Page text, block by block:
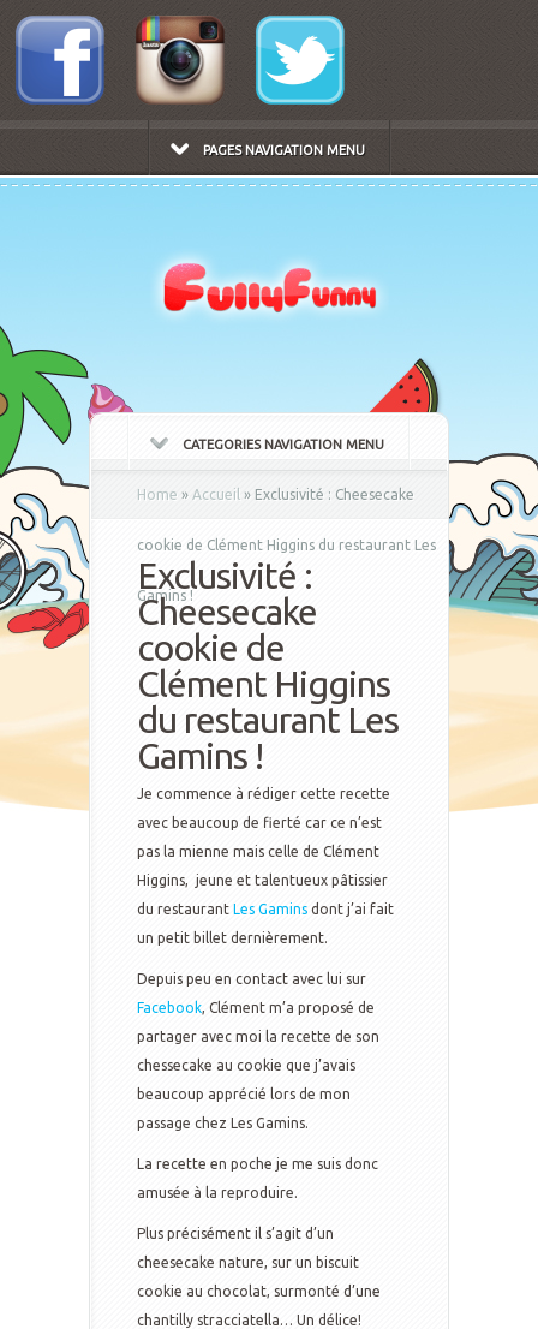
PAGES NAVIGATION MENU
CATEGORIES NAVIGATION MENU
Home » Accueil » Exclusivité : Cheesecake
cookie de Clément Higgins du restaurant Les
Gamins !
Exclusivité :
Cheesecake
cookie de
Clément Higgins
du restaurant Les
Gamins !
Je commence à rédiger cette recette
avec beaucoup de fierté car ce n’est
pas la mienne mais celle de Clément
Higgins, jeune et talentueux pâtissier
du restaurant Les Gamins dont j’ai fait
un petit billet dernièrement.
Depuis peu en contact avec lui sur
Facebook, Clément m’a proposé de
partager avec moi la recette de son
chessecake au cookie que j’avais
beaucoup apprécié lors de mon
passage chez Les Gamins.
La recette en poche je me suis donc
amusée à la reproduire.
Plus précisément il s’agit d’un
cheesecake nature, sur un biscuit
cookie au chocolat, surmonté d’une
chantilly stracciatella… Un délice!